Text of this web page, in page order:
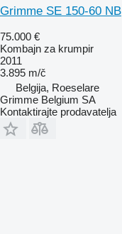
Grimme SE 150-60 NB
75.000 €
Kombajn za krumpir
2011
3.895 m/č
Belgija, Roeselare
Grimme Belgium SA
Kontaktirajte prodavatelja